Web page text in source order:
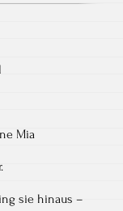
Mia
sie hinaus –